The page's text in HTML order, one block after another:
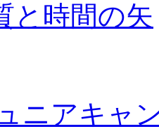
と時間の矢
ニアキャ